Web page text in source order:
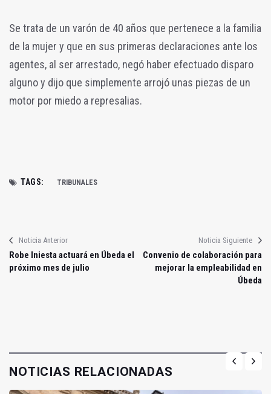
Se trata de un varón de 40 años que pertenece a la familia
de la mujer y que en sus primeras declaraciones ante los
agentes, al ser arrestado, negó haber efectuado disparo
alguno y dijo que simplemente arrojó unas piezas de un
motor por miedo a represalias.
TAGS: TRIBUNALES
Noticia Anterior
Robe Iniesta actuará en Úbeda el
próximo mes de julio
Noticia Siguiente
Convenio de colaboración para
mejorar la empleabilidad en
Úbeda
NOTICIAS RELACIONADAS